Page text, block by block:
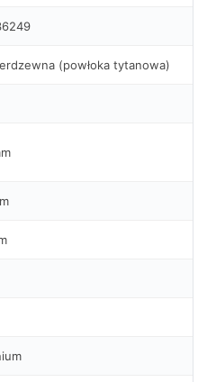
(powłoka tytanowa)